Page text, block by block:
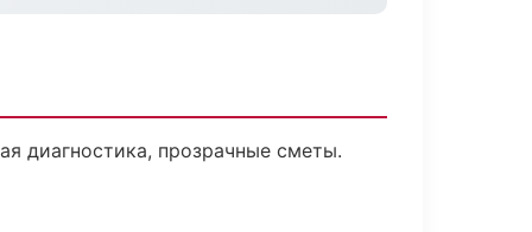
диагностика, прозрачные сметы.